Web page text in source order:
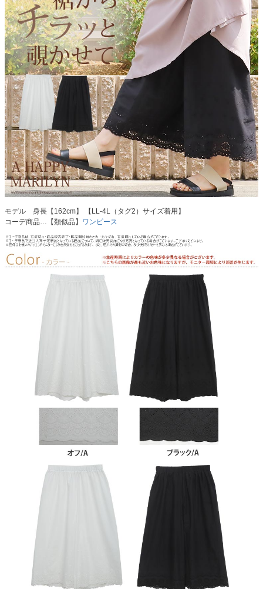
モデル 身長【162cm】 【LL-4L（タグ2）サイズ着用】
コーデ商品…【類似品】 ワンピース